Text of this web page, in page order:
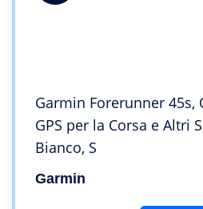
Garmin Forerunner 45s,
GPS per la Corsa e Altri
Bianco, S
Garmin